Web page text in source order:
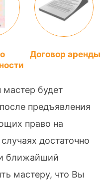
Договор аренды
будет
предъявления
право на
достаточно
ближайший
мастеру, что Вы